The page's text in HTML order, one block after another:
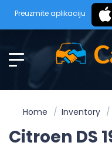
Preuzmite aplikaciju
Home Inventory
Citroen DS